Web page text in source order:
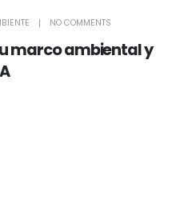
NO COMMENTS
marco ambiental y